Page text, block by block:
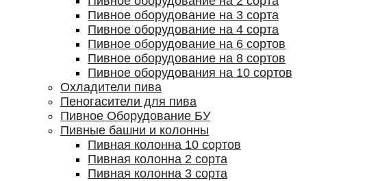
Пивное оборудование на 3 сорта
Пивное оборудование на 4 сорта
Пивное оборудование на 6 сортов
Пивное оборудование на 8 сортов
Пивное оборудования на 10 сортов
Охладители пива
Пеногасители для пива
Пивное Оборудование БУ
Пивные башни и колонны
Пивная колонна 10 сортов
Пивная колонна 2 сорта
Пивная колонна 3 сорта